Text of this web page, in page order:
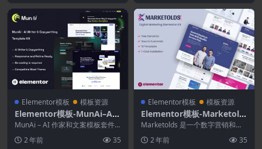
Elementor模板 模板资源
Elementor模板-MunAi–AI
作家和文案应用程序Elemen
tor模板套件
MunAi – AI 作家和文案模板套件
2 年前 35
Elementor模板 模板资源
Elementor模板-Marketold
s–数字营销元素模板工具包
Marketolds 是一个数字营销和业
作、服务和...
2 年前 35